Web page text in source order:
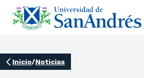
Inicio/Noticias